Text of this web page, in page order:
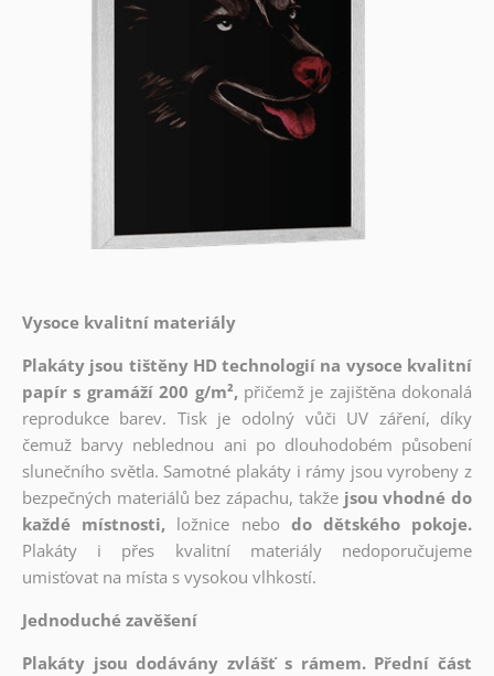
Vysoce kvalitní materiály
Plakáty jsou tištěny HD technologií na vysoce kvalitní
papír s gramáží 200 g/m², přičemž je zajištěna dokonalá
reprodukce barev. Tisk je odolný vůči UV záření, díky
čemuž barvy neblednou ani po dlouhodobém působení
slunečního světla. Samotné plakáty i rámy jsou vyrobeny z
bezpečných materiálů bez zápachu, takže jsou vhodné do
každé místnosti, ložnice nebo do dětského pokoje.
Plakáty i přes kvalitní materiály nedoporučujeme
umisťovat na místa s vysokou vlhkostí.
Jednoduché zavěšení
Plakáty jsou dodávány zvlášť s rámem. Přední část